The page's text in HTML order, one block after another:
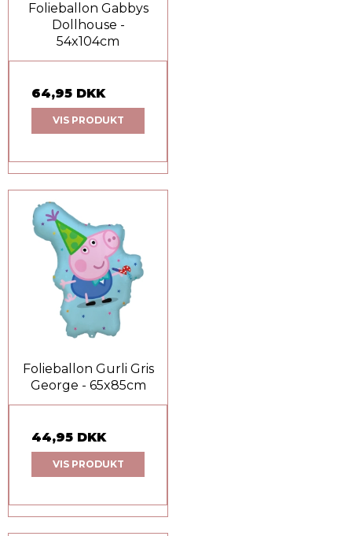
Folieballon Gabbys
Dollhouse -
54x104cm
64,95 DKK
VIS PRODUKT
Folieballon Gurli Gris
George - 65x85cm
44,95 DKK
VIS PRODUKT